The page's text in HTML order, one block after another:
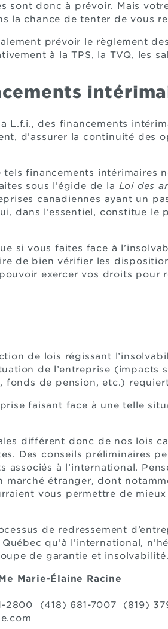
sont donc à prévoir. Mais
la chance de tenter de vous
prévoir le règlement
à la TPS, la TVQ, les
L.f.i., des financements
d’assurer la continuité des
financements intérimaires
sous l’égide de la Loi des
canadiennes ayant un
dans l’essentiel, constitue le
si vous faites face à
de bien vérifier les
exercer vos droits pour
de lois régissant
de l’entreprise (impacts
fonds de pension, etc.)
faisant face à une telle
différent donc de nos lois
Des conseils préliminaires
associés à l’international.
marché étranger, dont
vous permettre de
de redressement
qu’à l’international,
de garantie et insolvabilité.
Marie-Élaine Racine
2800 (418) 681-7007 (819)